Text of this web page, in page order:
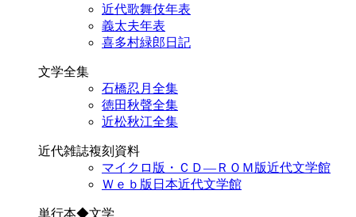
近代歌舞伎年表
義太夫年表
喜多村緑郎日記
文学全集
石橋忍月全集
徳田秋聲全集
近松秋江全集
近代雑誌複刻資料
マイクロ版・ＣＤ―ＲＯＭ版近代文学館
Ｗｅｂ版日本近代文学館
単行本◆文学